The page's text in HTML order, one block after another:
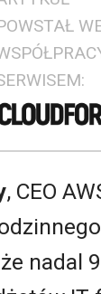
, CEO
nadal